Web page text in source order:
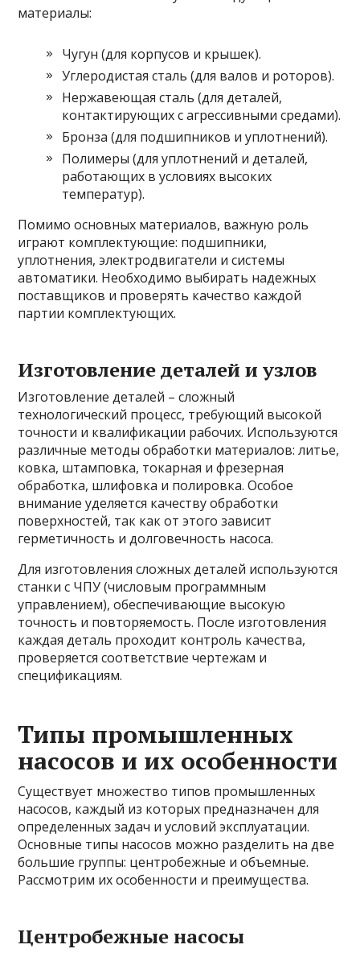
материалы:
Чугун (для корпусов и крышек).
Углеродистая сталь (для валов и роторов).
Нержавеющая сталь (для деталей,
контактирующих с агрессивными средами).
Бронза (для подшипников и уплотнений).
Полимеры (для уплотнений и деталей,
работающих в условиях высоких
температур).
Помимо основных материалов, важную роль
играют комплектующие: подшипники,
уплотнения, электродвигатели и системы
автоматики. Необходимо выбирать надежных
поставщиков и проверять качество каждой
партии комплектующих.
Изготовление деталей и узлов
Изготовление деталей – сложный
технологический процесс, требующий высокой
точности и квалификации рабочих. Используются
различные методы обработки материалов: литье,
ковка, штамповка, токарная и фрезерная
обработка, шлифовка и полировка. Особое
внимание уделяется качеству обработки
поверхностей, так как от этого зависит
герметичность и долговечность насоса.
Для изготовления сложных деталей используются
станки с ЧПУ (числовым программным
управлением), обеспечивающие высокую
точность и повторяемость. После изготовления
каждая деталь проходит контроль качества,
проверяется соответствие чертежам и
спецификациям.
Типы промышленных
насосов и их особенности
Существует множество типов промышленных
насосов, каждый из которых предназначен для
определенных задач и условий эксплуатации.
Основные типы насосов можно разделить на две
большие группы: центробежные и объемные.
Рассмотрим их особенности и преимущества.
Центробежные насосы